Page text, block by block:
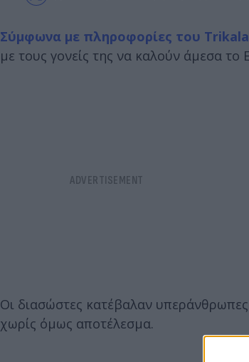
Σύμφωνα με πληροφορίες του
με τους γονείς της να καλούν άμεσα
Οι διασώστες κατέβαλαν
χωρίς όμως αποτέλεσμα.